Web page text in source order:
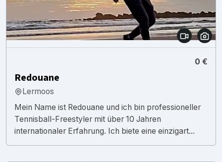
0 €
Redouane
Lermoos
Mein Name ist Redouane und ich bin professioneller
Tennisball-Freestyler mit über 10 Jahren
internationaler Erfahrung. Ich biete eine einzigart...